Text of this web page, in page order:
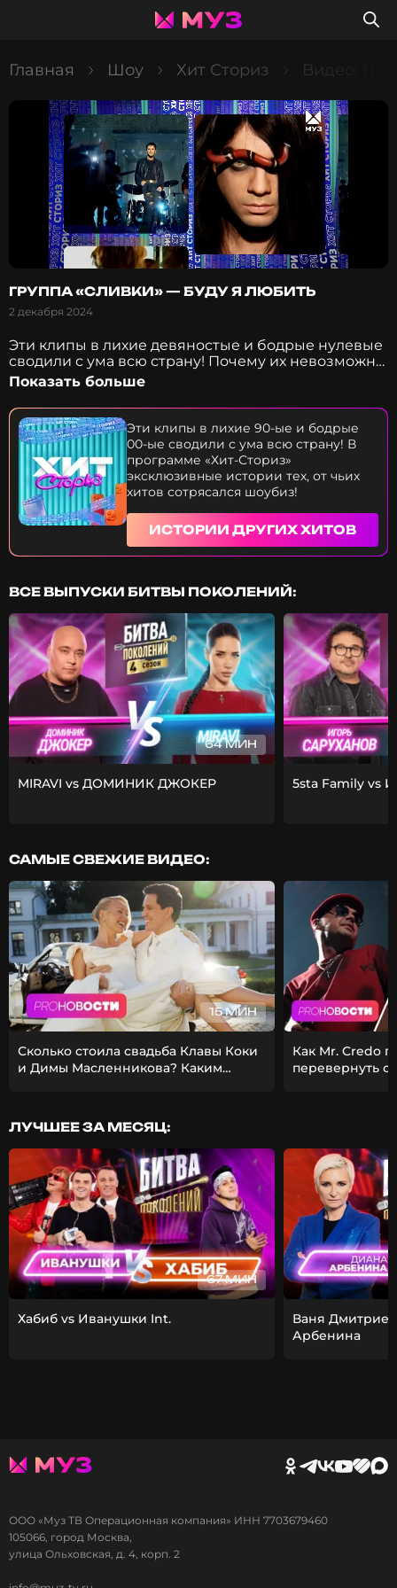
Главная Шоу Хит Сториз Видео:
ГРУППА «СЛИВКИ» — БУДУ Я ЛЮБИТЬ
2 декабря 2024
Эти клипы в лихие девяностые и бодрые нулевые
сводили с ума всю страну! Почему их невозможно
забыть до сих пор? И смогут ли они сейчас
составить конкуренцию новомодным видео
фрешменов? В программе «Хит- Сториз»
эксклюзивные истории тех, от чьих хитов
сотрясался шоубиз! Узнайте историю песни «Буду
я любить» группы «Сливки».
Показать больше
Эти клипы в лихие 90-ые и бодрые
00-ые сводили с ума всю страну! В
программе «Хит-Сториз»
эксклюзивные истории тех, от чьих
хитов сотрясался шоубиз!
ИСТОРИИ ДРУГИХ ХИТОВ
ВСЕ ВЫПУСКИ БИТВЫ ПОКОЛЕНИЙ:
64 МИН
MIRAVI vs ДОМИНИК ДЖОКЕР 5sta Family vs
САМЫЕ СВЕЖИЕ ВИДЕО:
15 МИН
Сколько стоила свадьба Клавы Коки
и Димы Масленникова? Каким
Как Mr. Credo
перевернуть
ЛУЧШЕЕ ЗА МЕСЯЦ:
67 МИН
Хабиб vs Иванушки Int.
Ваня
Арбенина
ООО «Муз ТВ Операционная компания» ИНН 7703679460
105066, город Москва,
улица Ольховская, д. 4, корп. 2